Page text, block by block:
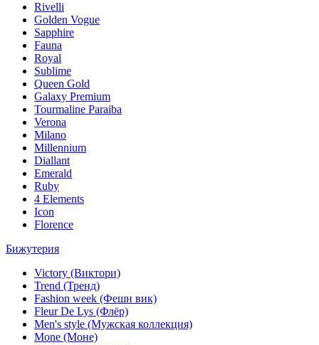
Rivelli
Golden Vogue
Sapphire
Fauna
Royal
Sublime
Queen Gold
Galaxy Premium
Tourmaline Paraiba
Verona
Milano
Millennium
Diallant
Emerald
Ruby
4 Elements
Icon
Florence
Бижутерия
Victory (Виктори)
Trend (Тренд)
Fashion week (Фешн вик)
Fleur De Lys (Флёр)
Men's style (Мужская коллекция)
Mone (Моне)